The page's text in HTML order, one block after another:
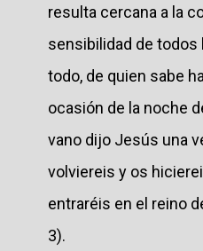
resulta cercana a la
sensibilidad de todos
todo, de quien sabe
ocasión de la noche
vano dijo Jesús una
volviereis y os
entraréis en el reino
3).